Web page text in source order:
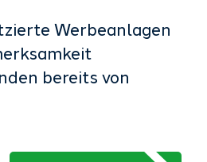
Werbeanlagen
bereits von